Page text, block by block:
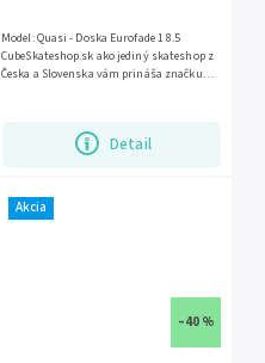
Detail
Model: Quasi - Doska Eurofade 1 8.5
CubeSkateshop.sk ako jediný skateshop z
Česka a Slovenska vám prináša značku
Akcia
–40 %